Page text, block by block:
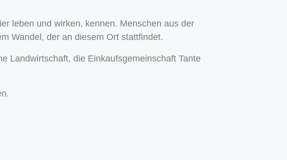
leben und wirken, kennen. Menschen aus der
Wandel, der an diesem Ort stattfindet.
Landwirtschaft, die Einkaufsgemeinschaft Tante